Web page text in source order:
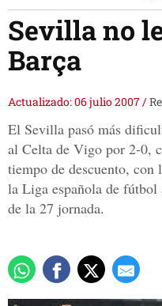
Sevilla no
Barça
Actualizado: 06 julio 2007/
El Sevilla pasó más
al Celta de Vigo por 2-0,
tiempo de descuento,
la Liga española de
de la 27 jornada.